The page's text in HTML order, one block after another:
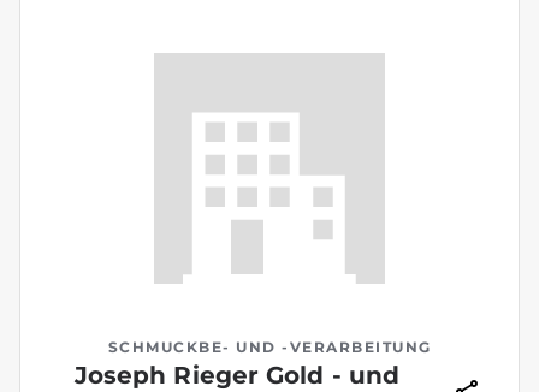
SCHMUCKBE- UND -VERARBEITUNG
Joseph Rieger Gold - und